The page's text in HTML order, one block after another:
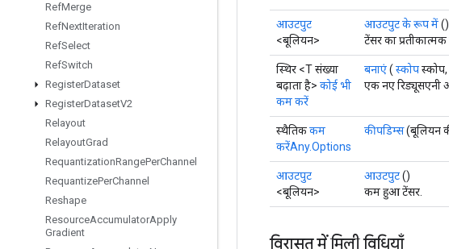
RefMerge
RefNextIteration
RefSelect
RefSwitch
RegisterDataset
RegisterDatasetV2
Relayout
RelayoutGrad
RequantizationRangePerChannel
RequantizePerChannel
Reshape
ResourceAccumulatorApply
Gradient
आउटपुट
<बूलियन>
आउटपुट के रूप में()
टेंसर का
स्थिर <T संख्या
बढ़ाता है> कोई भी
कम करें
बनाएं( स्कोपस्कोप,
एक नए रिड्यूसएनी
स्थैतिककम
करेंAny.Options
कीपडिम्स(बूलियन
आउटपुट
<बूलियन>
आउटपुट()
कम हुआ टेंसर.
विरासत में मिली विधियाँ